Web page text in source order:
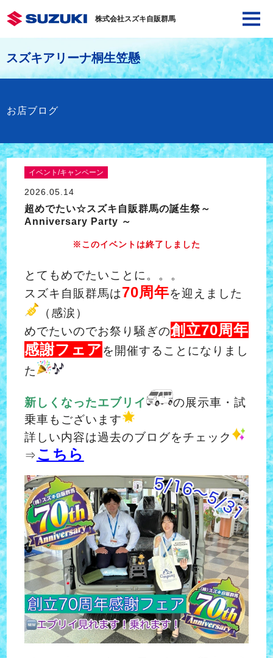
株式会社スズキ自販群馬
スズキアリーナ桐生笠懸
お店ブログ
イベント/キャンペーン
2026.05.14
超めでたい☆スズキ自販群馬の誕生祭～
Anniversary Party ～
※このイベントは終了しました
とてもめでたいことに。。。
スズキ自販群馬は70周年を迎えました
（感涙）
めでたいのでお祭り騒ぎの創立70周年
感謝フェアを開催することになりまし
た
新しくなったエブリイ
の展示車・試
乗車もございます
詳しい内容は過去のブログをチェック
⇒こちら